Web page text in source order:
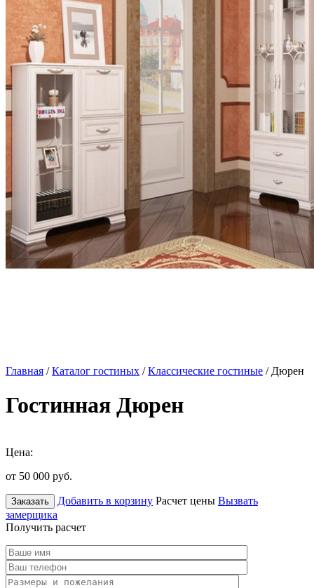
Главная /Каталог гостиных /Классические гостиные / Дюрен
Гостинная Дюрен
Цена:
от 50 000 руб.
Заказать Добавить в корзину Расчет цены Вызвать
замерщика
Получить расчет